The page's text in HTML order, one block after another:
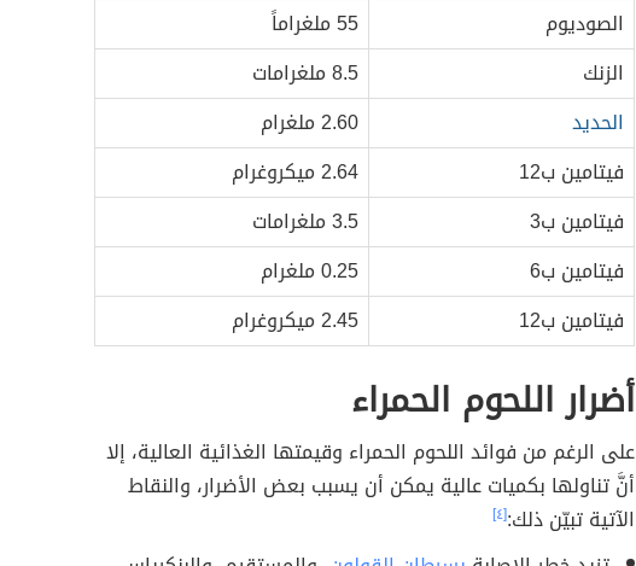
الصوديوم
55 ملغراماً
الزنك
8.5 ملغرامات
الحديد
2.60 ملغرام
فيتامين ب12
2.64 ميكروغرام
فيتامين ب3
3.5 ملغرامات
فيتامين ب6
0.25 ملغرام
فيتامين ب12
2.45 ميكروغرام
أضرار اللحوم الحمراء
على الرغم من فوائد اللحوم الحمراء وقيمتها الغذائية العالية، إلا
أنَّ تناولها بكميات عالية يمكن أن يسبب بعض الأضرار، والنقاط
الآتية تبيّن ذلك:[٤]